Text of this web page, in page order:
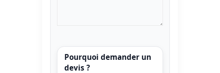
Pourquoi demander un
devis ?